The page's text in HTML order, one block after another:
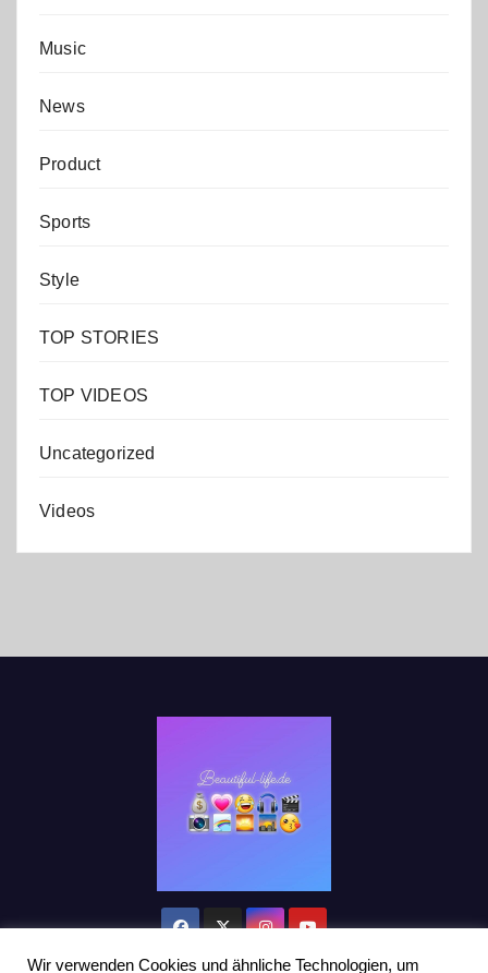
Music
News
Product
Sports
Style
TOP STORIES
TOP VIDEOS
Uncategorized
Videos
Wir verwenden Cookies und ähnliche Technologien, um